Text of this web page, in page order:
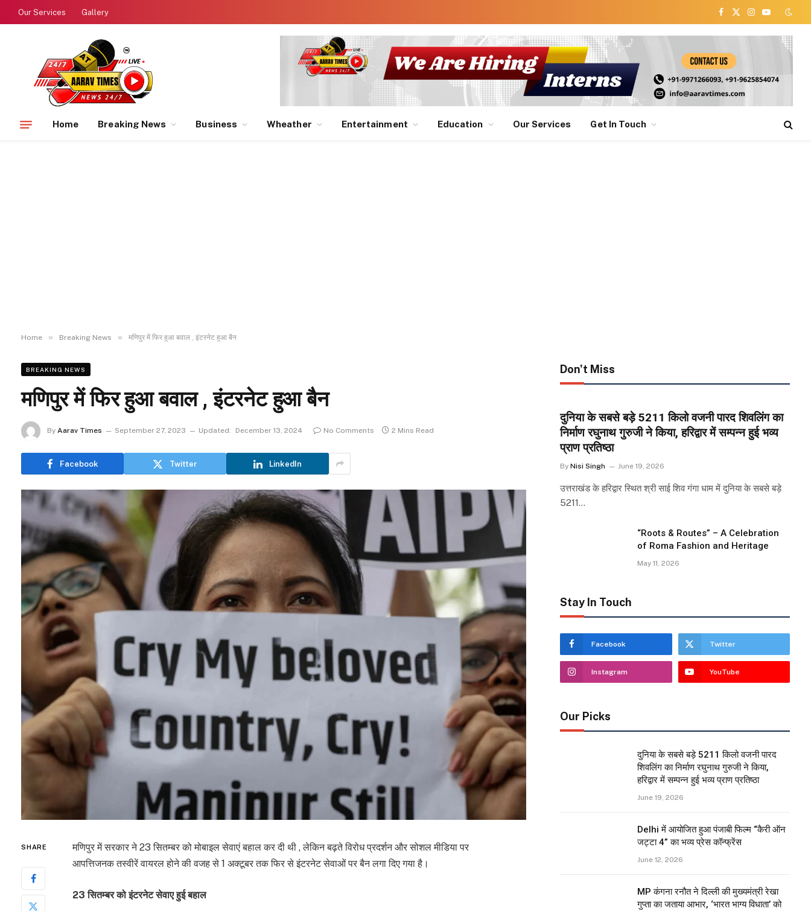
Our Services Gallery
Facebook
X
Instagram
YouTube
Home Breaking News Business Wheather Entertainment Education Our Services Get In Touch
Home » Breaking News » मणिपुर में फिर हुआ बवाल , इंटरनेट हुआ बैन
BREAKING NEWS
मणिपुर में फिर हुआ बवाल , इंटरनेट हुआ बैन
By Aarav Times September 27, 2023 Updated: December 13, 2024 No Comments 2 Mins Read
Facebook Twitter LinkedIn
SHARE
मणिपुर में सरकार ने 23 सितम्बर को मोबाइल सेवाएं बहाल कर दी थी , लेकिन बढ़ते विरोध प्रदर्शन और सोशल मीडिया पर
आपत्तिजनक तस्वीरें वायरल होने की वजह से 1 अक्टूबर तक फिर से इंटरनेट सेवाओं पर बैन लगा दिए गया है।
23 सितम्बर को इंटरनेट सेवाए हुई बहाल
Don't Miss
दुनिया के सबसे बड़े 5211 किलो वजनी पारद शिवलिंग का
निर्माण रघुनाथ गुरुजी ने किया, हरिद्वार में सम्पन्न हुई भव्य
प्राण प्रतिष्ठा
By Nisi Singh June 19, 2026
उत्तराखंड के हरिद्वार स्थित श्री साई शिव गंगा धाम में दुनिया के सबसे बड़े
5211…
“Roots & Routes” – A Celebration
of Roma Fashion and Heritage
May 11, 2026
Stay In Touch
Facebook Twitter
Instagram YouTube
Our Picks
दुनिया के सबसे बड़े 5211 किलो वजनी पारद
शिवलिंग का निर्माण रघुनाथ गुरुजी ने किया,
हरिद्वार में सम्पन्न हुई भव्य प्राण प्रतिष्ठा
June 19, 2026
Delhi में आयोजित हुआ पंजाबी फिल्म “कैरी ऑन
जट्टा 4” का भव्य प्रेस कॉन्फ्रेंस
June 12, 2026
MP कंगना रनौत ने दिल्ली की मुख्यमंत्री रेखा
गुप्ता का जताया आभार, ‘भारत भाग्य विधाता’ को